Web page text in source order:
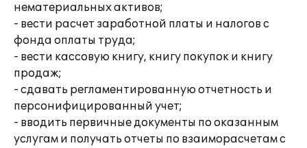
нематериальных активов;
- вести расчет заработной платы и налогов с
фонда оплаты труда;
- вести кассовую книгу, книгу покупок и книгу
продаж;
- сдавать регламентированную отчетность и
персонифицированный учет;
- вводить первичные документы по оказанным
услугам и получать отчеты по взаиморасчетам с